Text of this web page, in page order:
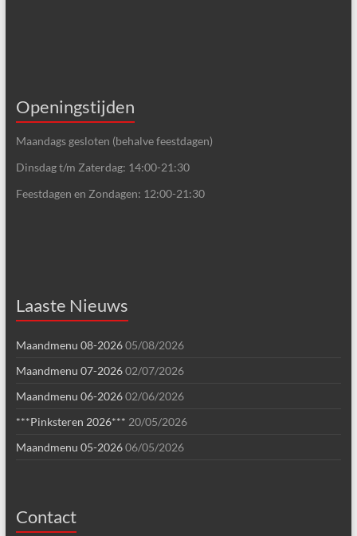
Openingstijden
Maandags gesloten (behalve feestdagen)
Dinsdag t/m Zaterdag: 14:00-21:30
Feestdagen en Zondagen: 12:00-21:30
Laaste Nieuws
Maandmenu 08-202605/08/2026
Maandmenu 07-202602/07/2026
Maandmenu 06-202602/06/2026
***Pinksteren 2026*** 20/05/2026
Maandmenu 05-202606/05/2026
Contact